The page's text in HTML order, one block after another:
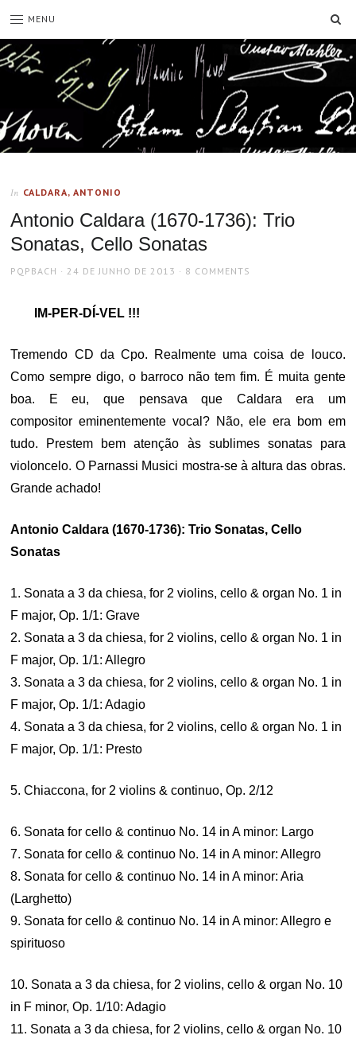
MENU
In CALDARA, ANTONIO
Antonio Caldara (1670-1736): Trio
Sonatas, Cello Sonatas
AUTHOR
PQPBACH
POSTED
24 DE JUNHO DE 2013 8 COMMENTS
IM-PER-DÍ-VEL !!!
Tremendo CD da Cpo. Realmente uma coisa de louco.
Como sempre digo, o barroco não tem fim. É muita gente
boa. E eu, que pensava que Caldara era um
compositor eminentemente vocal? Não, ele era bom em
tudo. Prestem bem atenção às sublimes sonatas para
violoncelo. O Parnassi Musici mostra-se à altura das obras.
Grande achado!
Antonio Caldara (1670-1736): Trio Sonatas, Cello
Sonatas
1. Sonata a 3 da chiesa, for 2 violins, cello & organ No. 1 in
F major, Op. 1/1: Grave
2. Sonata a 3 da chiesa, for 2 violins, cello & organ No. 1 in
F major, Op. 1/1: Allegro
3. Sonata a 3 da chiesa, for 2 violins, cello & organ No. 1 in
F major, Op. 1/1: Adagio
4. Sonata a 3 da chiesa, for 2 violins, cello & organ No. 1 in
F major, Op. 1/1: Presto
5. Chiaccona, for 2 violins & continuo, Op. 2/12
6. Sonata for cello & continuo No. 14 in A minor: Largo
7. Sonata for cello & continuo No. 14 in A minor: Allegro
8. Sonata for cello & continuo No. 14 in A minor: Aria
(Larghetto)
9. Sonata for cello & continuo No. 14 in A minor: Allegro e
spirituoso
10. Sonata a 3 da chiesa, for 2 violins, cello & organ No. 10
in F minor, Op. 1/10: Adagio
11. Sonata a 3 da chiesa, for 2 violins, cello & organ No. 10